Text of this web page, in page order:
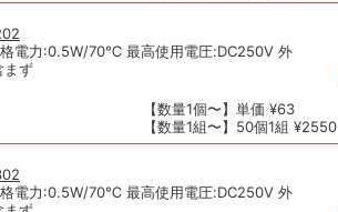
電力:0.5W/70℃ 最高使用電圧:DC250V 外
ず
【数量1個〜】単価 ¥63
【数量1組〜】50個1組 ¥2550
電力:0.5W/70℃ 最高使用電圧:DC250V 外